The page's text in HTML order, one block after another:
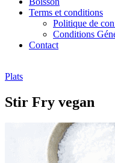
Terms et conditions
Politique de
Conditions
Contact
Plats
Stir Fry vegan